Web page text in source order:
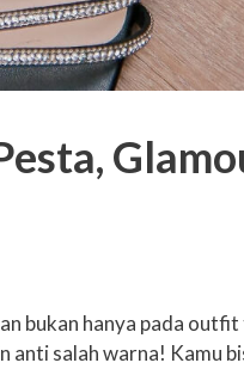
bukan hanya pada outfit
anti salah warna! Kamu